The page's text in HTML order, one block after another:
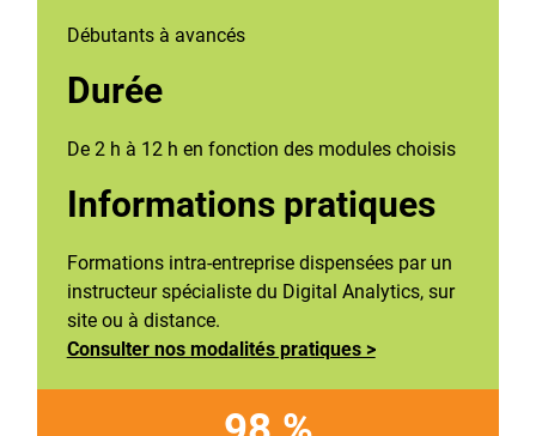
Débutants à avancés
Durée
De 2 h à 12 h en fonction des modules choisis
Informations pratiques
Formations intra-entreprise dispensées par un
instructeur spécialiste du Digital Analytics, sur
site ou à distance.
Consulter nos modalités pratiques >